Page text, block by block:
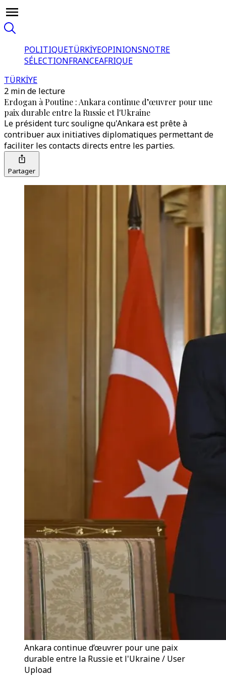
POLITIQUETÜRKİYEOPINIONSNOTRE
SÉLECTIONFRANCEAFRIQUE
TÜRKİYE
2 min de lecture
Erdogan à Poutine : Ankara continue d’œuvrer pour une
paix durable entre la Russie et l'Ukraine
Le président turc souligne qu'Ankara est prête à
contribuer aux initiatives diplomatiques permettant de
faciliter les contacts directs entre les parties.
Partager
Ankara continue d’œuvrer pour une paix
durable entre la Russie et l'Ukraine / User
Upload